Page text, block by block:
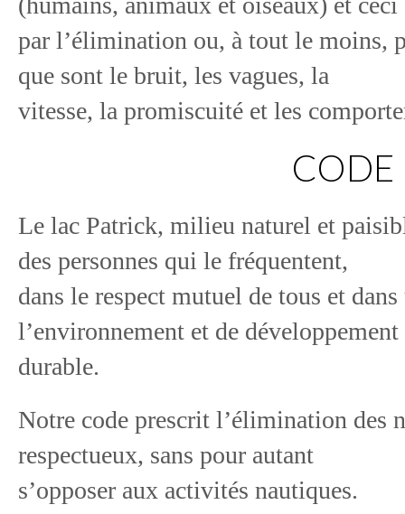
par l’élimination ou, à tout le moins,
que sont le bruit, les vagues, la
vitesse, la promiscuité et les
CODE
Le lac Patrick, milieu naturel et
des personnes qui le fréquentent,
dans le respect mutuel de tous et
l’environnement et de développement
durable.
Notre code prescrit l’élimination des
respectueux, sans pour autant
s’opposer aux activités nautiques.